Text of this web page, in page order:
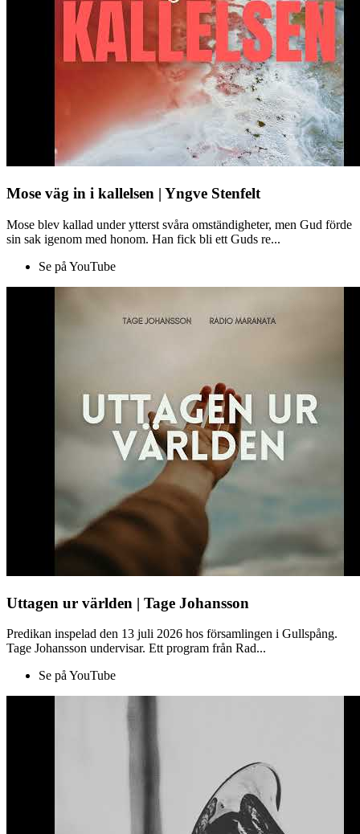
Mose väg in i kallelsen | Yngve Stenfelt
Mose blev kallad under ytterst svåra omständigheter, men Gud förde
sin sak igenom med honom. Han fick bli ett Guds re...
Se på YouTube
Uttagen ur världen | Tage Johansson
Predikan inspelad den 13 juli 2026 hos församlingen i Gullspång.
Tage Johansson undervisar. Ett program från Rad...
Se på YouTube